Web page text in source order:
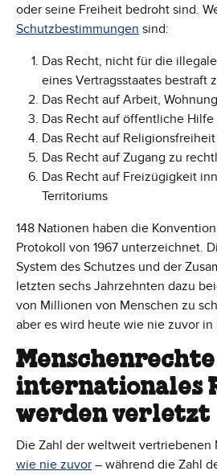
oder seine Freiheit bedroht sind.
Schutzbestimmungen sind:
Das Recht, nicht für die
eines Vertragsstaates bestraft
Das Recht auf Arbeit,
Das Recht auf öffentliche
Das Recht auf Religionsfreiheit
Das Recht auf Zugang zu
Das Recht auf Freizügigkeit
Territoriums
148 Nationen haben die
Protokoll von 1967 unterzeichnet.
System des Schutzes und der
letzten sechs Jahrzehnten dazu
von Millionen von Menschen zu
aber es wird heute wie nie zuvor in
internationales
werden verletzt
Die Zahl der weltweit vertriebenen
wie nie zuvor – während die Zahl